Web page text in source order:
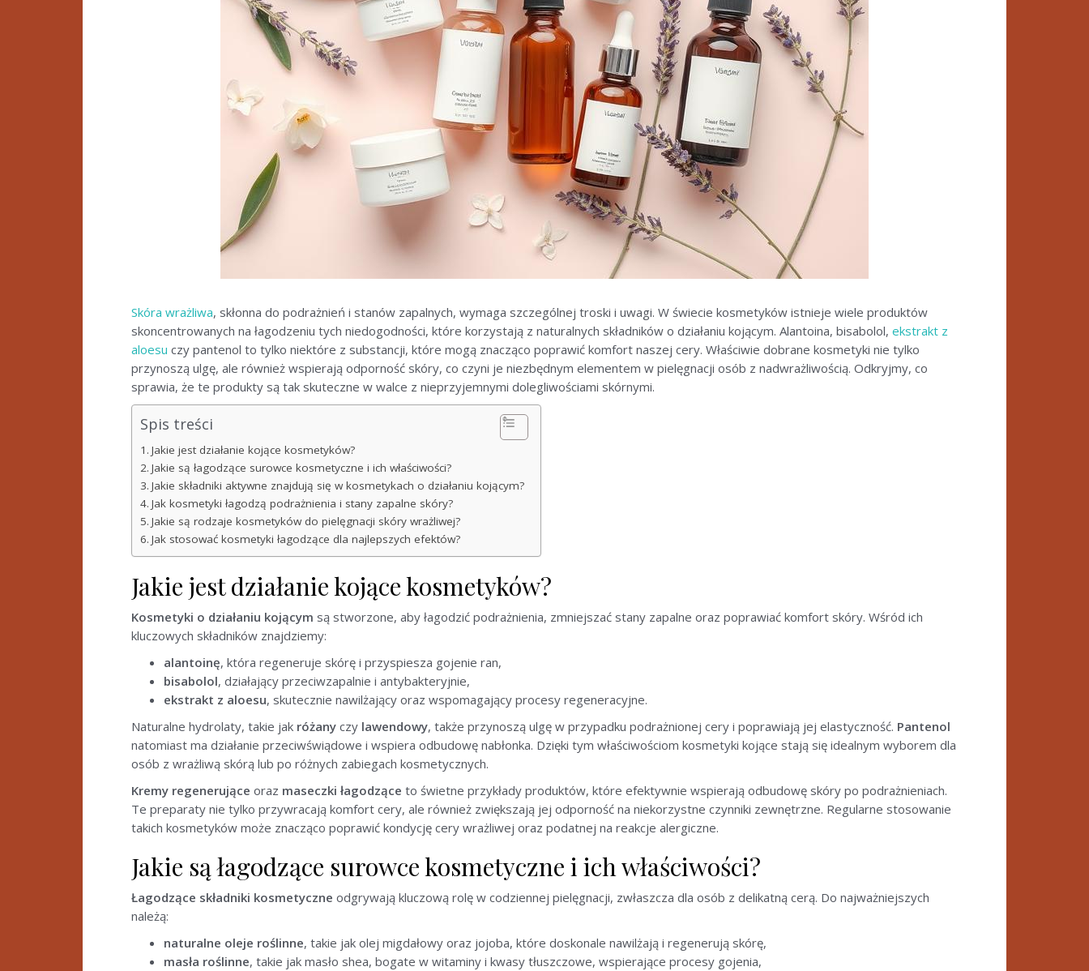
Skóra wrażliwa, skłonna do podrażnień i stanów zapalnych, wymaga szczególnej troski i uwagi. W świecie kosmetyków istnieje wiele produktów
skoncentrowanych na łagodzeniu tych niedogodności, które korzystają z naturalnych składników o działaniu kojącym. Alantoina, bisabolol, ekstrakt z
aloesu czy pantenol to tylko niektóre z substancji, które mogą znacząco poprawić komfort naszej cery. Właściwie dobrane kosmetyki nie tylko
przynoszą ulgę, ale również wspierają odporność skóry, co czyni je niezbędnym elementem w pielęgnacji osób z nadwrażliwością. Odkryjmy, co
sprawia, że te produkty są tak skuteczne w walce z nieprzyjemnymi dolegliwościami skórnymi.
Spis treści
Jakie jest działanie kojące kosmetyków?
Jakie są łagodzące surowce kosmetyczne i ich właściwości?
Jakie składniki aktywne znajdują się w kosmetykach o działaniu kojącym?
Jak kosmetyki łagodzą podrażnienia i stany zapalne skóry?
Jakie są rodzaje kosmetyków do pielęgnacji skóry wrażliwej?
Jak stosować kosmetyki łagodzące dla najlepszych efektów?
Jakie jest działanie kojące kosmetyków?
Kosmetyki o działaniu kojącym są stworzone, aby łagodzić podrażnienia, zmniejszać stany zapalne oraz poprawiać komfort skóry. Wśród ich
kluczowych składników znajdziemy:
alantoinę, która regeneruje skórę i przyspiesza gojenie ran,
bisabolol, działający przeciwzapalnie i antybakteryjnie,
ekstrakt z aloesu, skutecznie nawilżający oraz wspomagający procesy regeneracyjne.
Naturalne hydrolaty, takie jak różany czy lawendowy, także przynoszą ulgę w przypadku podrażnionej cery i poprawiają jej elastyczność. Pantenol
natomiast ma działanie przeciwświądowe i wspiera odbudowę nabłonka. Dzięki tym właściwościom kosmetyki kojące stają się idealnym wyborem dla
osób z wrażliwą skórą lub po różnych zabiegach kosmetycznych.
Kremy regenerujące oraz maseczki łagodzące to świetne przykłady produktów, które efektywnie wspierają odbudowę skóry po podrażnieniach.
Te preparaty nie tylko przywracają komfort cery, ale również zwiększają jej odporność na niekorzystne czynniki zewnętrzne. Regularne stosowanie
takich kosmetyków może znacząco poprawić kondycję cery wrażliwej oraz podatnej na reakcje alergiczne.
Jakie są łagodzące surowce kosmetyczne i ich właściwości?
Łagodzące składniki kosmetyczne odgrywają kluczową rolę w codziennej pielęgnacji, zwłaszcza dla osób z delikatną cerą. Do najważniejszych
należą:
naturalne oleje roślinne, takie jak olej migdałowy oraz jojoba, które doskonale nawilżają i regenerują skórę,
masła roślinne, takie jak masło shea, bogate w witaminy i kwasy tłuszczowe, wspierające procesy gojenia,